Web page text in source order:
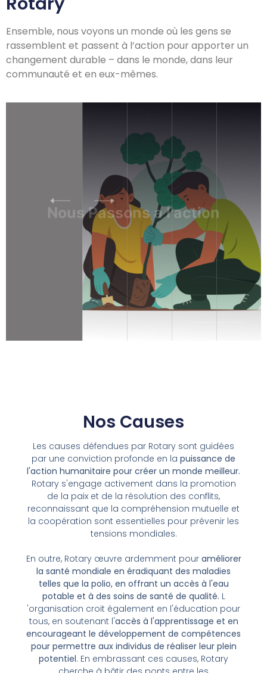
Ensemble, nous voyons un monde où les gens se
rassemblent et passent à l’action pour apporter un
changement durable – dans le monde, dans leur
communauté et en eux-mêmes.
NousPassons a l'action
Nos Causes
Les causes défendues par Rotary sont guidées
par une conviction profonde en la puissance de
l'action humanitaire pour créer un monde meilleur.
Rotary s'engage activement dans la promotion
de la paix et de la résolution des conflits,
reconnaissant que la compréhension mutuelle et
la coopération sont essentielles pour prévenir les
tensions mondiales.
En outre, Rotary œuvre ardemment pour améliorer
la santé mondiale en éradiquant des maladies
telles que la polio, en offrant un accès à l'eau
potable et à des soins de santé de qualité. L
'organisation croit également en l'éducation pour
tous, en soutenant l'accès à l'apprentissage et en
encourageant le développement de compétences
pour permettre aux individus de réaliser leur plein
potentiel. En embrassant ces causes, Rotary